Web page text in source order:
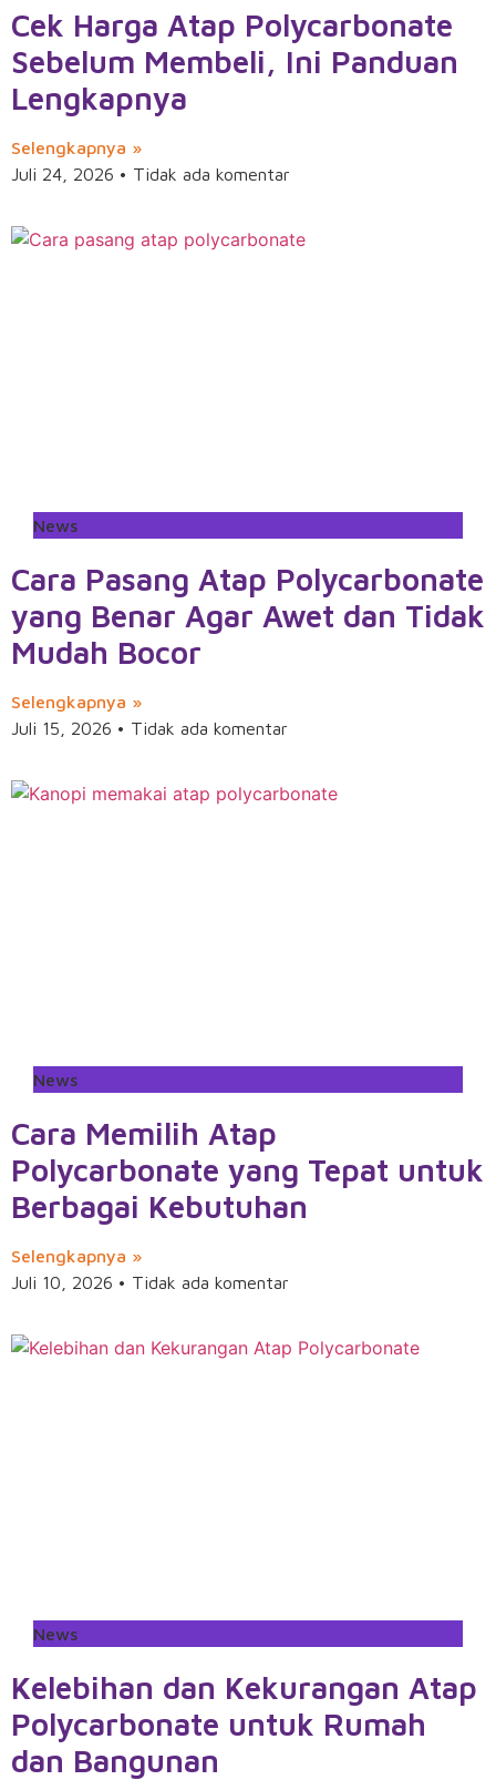
Cek Harga Atap Polycarbonate
Sebelum Membeli, Ini Panduan
Lengkapnya
Selengkapnya »
Juli 24, 2026
Tidak ada komentar
News
Cara Pasang Atap Polycarbonate
yang Benar Agar Awet dan Tidak
Mudah Bocor
Selengkapnya »
Juli 15, 2026
Tidak ada komentar
News
Cara Memilih Atap
Polycarbonate yang Tepat untuk
Berbagai Kebutuhan
Selengkapnya »
Juli 10, 2026
Tidak ada komentar
News
Kelebihan dan Kekurangan Atap
Polycarbonate untuk Rumah
dan Bangunan